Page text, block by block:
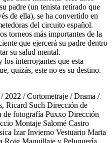
padre (un tenista retirado que
de ella), se ha convertido en
del circuito español.
torneos más importantes de la
que ejercerá su padre dentro
su salud mental.
interrogantes que esta
quizás, este no es su destino.
2022 / Cortometraje / Drama /
Ricard Such Dirección de
de fotografía Puxxo Dirección
Montaje Salomé Castro
Izar Invierno Vestuario Marta
Roig Maquillaje y Peluquería